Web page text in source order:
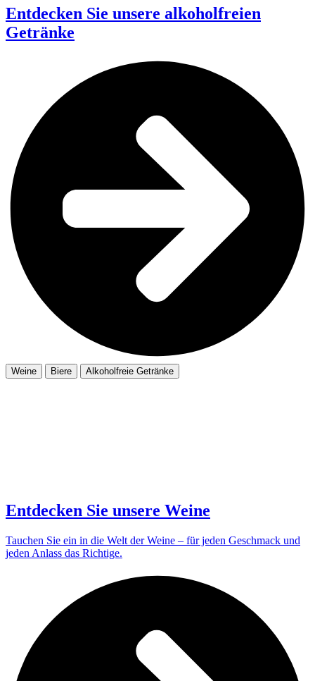
Entdecken Sie unsere alkoholfreien
Getränke
Weine Biere Alkoholfreie Getränke
Entdecken Sie unsere Weine
Tauchen Sie ein in die Welt der Weine – für jeden Geschmack und
jeden Anlass das Richtige.